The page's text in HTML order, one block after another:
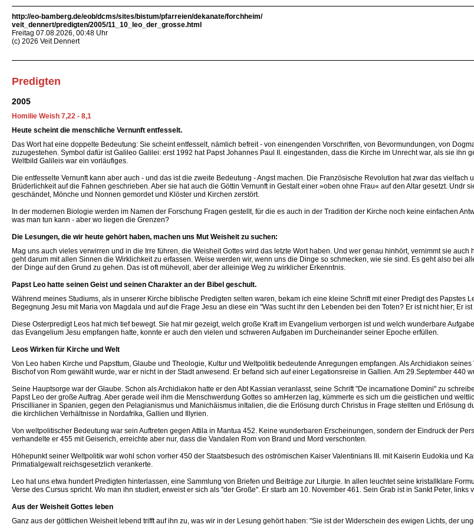
http://eo-bamberg.de/eob/dcms/sites/bistum/pfarreien/dekanate/forchheim/
veit_dennert/predigten/2005/11_10_leo_der_grosse.html
Freitag 07.08.2026, 00:48 Uhr
(c) 2026 Veit Dennert
Predigten
2005
Homilie Weish 7,22 - 8,1
Heute scheint die menschliche Vernunft entfesselt.
Das Wort hat eine doppelte Bedeutung: Sie scheint entfesselt, nämlich befreit - von einengenden Vorschriften, von Bevormundungen, von
zuzugestehen. Symbol dafür ist Galileo Galilei: erst 1992 hat Papst Johannes Paul II. eingestanden, dass die Kirche im Unrecht war, als sie
Weltbild Galileis war ein vorläufiges.
Die entfesselte Vernunft kann aber auch - und das ist die zweite Bedeutung - Angst machen. Die Französische Revolution hat zwar das
Brüderlichkeit auf die Fahnen geschrieben. Aber sie hat auch die Göttin Vernunft in Gestalt einer »oben ohne Frau« auf den Altar gesetzt.
geschändet, Mönche und Nonnen gemordet und Klöster und Kirchen zerstört.
In der modernen Biologie werden im Namen der Forschung Fragen gestellt, für die es auch in der Tradition der Kirche noch keine einfachen
was man tun kann - aber wo liegen die Grenzen?
Die Lesungen, die wir heute gehört haben, machen uns Mut Weisheit zu suchen:
Mag uns auch vieles verwirren und in die Irre führen, die Weisheit Gottes wird das letzte Wort haben. Und wer genau hinhört, vernimmt sie
geht darum mit allen Sinnen die Wirklichkeit zu erfassen. Weise werden wir, wenn uns die Dinge so schmecken, wie sie sind. Es geht also bei
der Dinge auf den Grund zu gehen. Das ist oft mühevoll, aber der alleinige Weg zu wirklicher Erkenntnis.
Papst Leo hatte seinen Geist und seinen Charakter an der Bibel geschult.
Während meines Studiums, als in unserer Kirche biblische Predigten selten waren, bekam ich eine kleine Schrift mit einer Predigt des Papstes
Begegnung Jesu mit Maria von Magdala und auf die Frage Jesu an diese ein "Was sucht ihr den Lebenden bei den Toten? Er ist nicht hier; Er
Diese Osterpredigt Leos hat mich tief bewegt. Sie hat mir gezeigt, welch große Kraft im Evangelium verborgen ist und welch wunderbare
das Evangelium Jesu empfangen hatte, konnte er auch den vielen und schweren Aufgaben im Durcheinander seiner Epoche erfüllen.
Leos Wirken für Kirche und Welt
Von Leo haben Kirche und Papsttum, Glaube und Theologie, Kultur und Weltpolitik bedeutende Anregungen empfangen. Als Archidiakon
Bischof von Rom gewählt wurde, war er nicht in der Stadt anwesend. Er befand sich auf einer Legationsreise in Gallien. Am 29.September 440
Seine Hauptsorge war der Glaube. Schon als Archidiakon hatte er den Abt Kassian veranlasst, seine Schrift "De incarnatione Domini" zu
Papst Leo der große Auftrag. Aber gerade weil ihm die Menschwerdung Gottes so amHerzen lag, kümmerte es sich um die geistlichen und
Priscillianer in Spanien, gegen den Pelagianismus und Manichäismus inItalien, die die Erlösung durch Christus in Frage stellten und Erlösung
die kirchlichen Verhältnisse in Nordafrika, Gallien und Illyrien.
Von weltpolitischer Bedeutung war sein Auftreten gegen Attila in Mantua 452. Keine wunderbaren Erscheinungen, sondern der Eindruck der
verhandelte er 455 mit Geiserich, erreichte aber nur, dass die Vandalen Rom von Brand und Mord verschonten.
Höhepunkt seiner Weltpolitik war wohl schon vorher 450 der Staatsbesuch des oströmischen Kaiser Valentinians III. mit Kaiserin Eudokia und
Primatialgewalt reichsgesetzlich verankerte.
Leo hat uns etwa hundert Predigten hinterlassen, eine Sammlung von Briefen und Beiträge zur Liturgie. In allen leuchtet seine kristallklare
Verse des Cursus spricht. Wo man ihn studiert, erweist er sich als "der Große". Er starb am 10. November 461. Sein Grab ist in Sankt Peter, links
Aus der Weisheit Gottes leben
Ganz aus der göttlichen Weisheit lebend trifft auf ihn zu, was wir in der Lesung gehört haben: "Sie ist der Widerschein des ewigen Lichts, der